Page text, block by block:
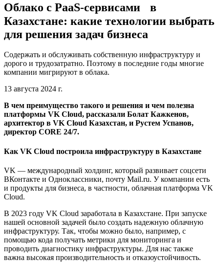
Облако с PaaS-сервисами в
Казахстане: какие технологии выбрать
для решения задач бизнеса
Содержать и обслуживать собственную инфраструктуру и
дорого и трудозатратно. Поэтому в последние годы многие
компании мигрируют в облака.
13 августа 2024 г.
В чем преимущество такого и решения и чем полезна
платформы VK Cloud, рассказали Болат Кажкенов,
архитектор в VK Cloud Казахстан, и Рустем Успанов,
директор CORE 24/7.
Как VK Cloud построила инфраструктуру в Казахстане
VK — международный холдинг, который развивает соцсети
ВКонтакте и Одноклассники, почту Mail.ru. У компании есть
и продукты для бизнеса, в частности, облачная платформа VK
Cloud.
В 2023 году VK Cloud заработала в Казахстане. При запуске
нашей основной задачей было создать надежную облачную
инфраструктуру. Так, чтобы можно было, например, с
помощью кода получать метрики для мониторинга и
проводить диагностику инфраструктуры. Для нас также
важна высокая производительность и отказоустойчивость.